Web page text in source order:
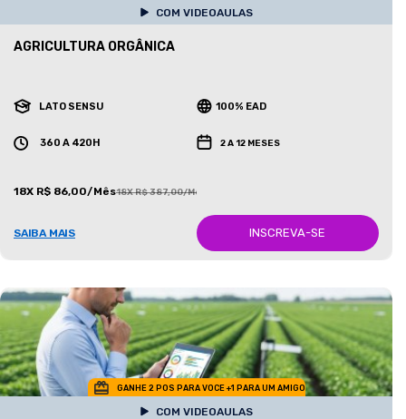
COM VIDEOAULAS
AGRICULTURA ORGÂNICA
LATO SENSU 100% EAD
360 A 420H 2 A 12 MESES
18X R$ 86,00/Mês18X R$ 387,00/Mês
SAIBA MAIS INSCREVA-SE
GANHE 2 POS PARA VOCE +1 PARA UM AMIGO
COM VIDEOAULAS